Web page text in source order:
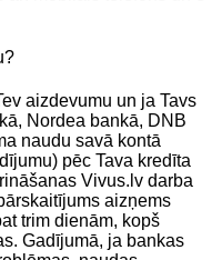
aizdevumu un ja Tavs
Nordea bankā, DNB
naudu savā kontā
pēc Tava kredīta
Vivus.lv darba
aizņems
trim dienām, kopš
Gadījumā, ja bankas